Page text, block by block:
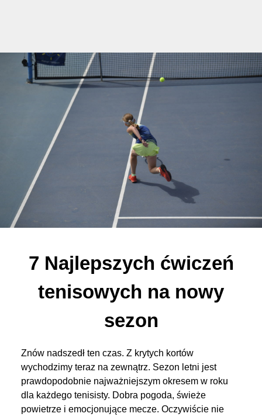
7 Najlepszych ćwiczeń
tenisowych na nowy
sezon
Znów nadszedł ten czas. Z krytych kortów
wychodzimy teraz na zewnątrz. Sezon letni jest
prawdopodobnie najważniejszym okresem w roku
dla każdego tenisisty. Dobra pogoda, świeże
powietrze i emocjonujące mecze. Oczywiście nie